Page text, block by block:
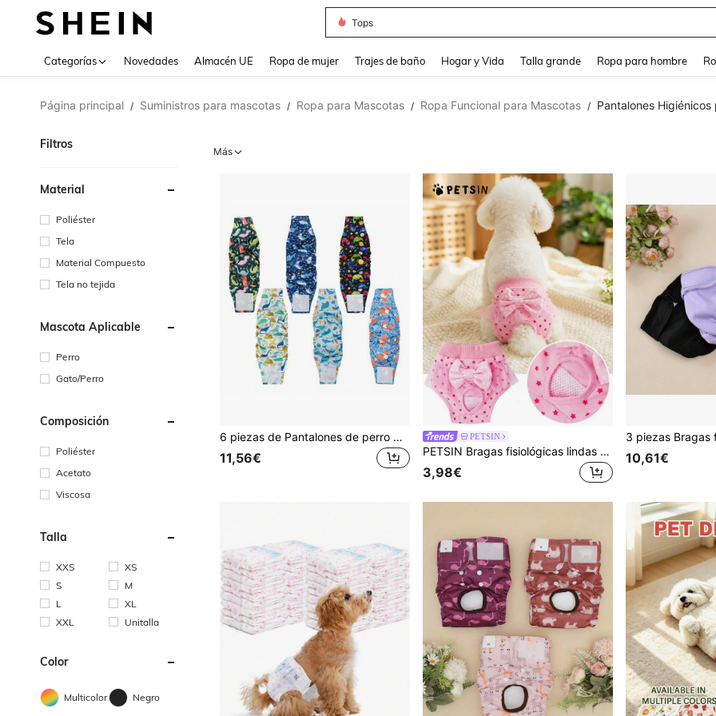
Tops
Categorías Novedades Almacén UE Ropa de mujer Trajes de baño Hogar y Vida Talla grande Ropa para hombre
Página principal / Suministros para mascotas / Ropa para Mascotas / Ropa Funcional para Mascotas / Pantalones
Filtros
Material
Poliéster
Tela
Material Compuesto
Tela no tejida
Mascota Aplicable
Perro
Gato/Perro
Composición
Poliéster
Acetato
Viscosa
Talla
XXS
XS
S
M
L
XL
XXL
Unitalla
Color
Multicolor Negro
Más
6 piezas de Pantalones de perro macho lavables, pantalones de tela reutilizables y lavables para orina de perro, ropa interior para mascotas, pañales para mascotas
11,56€
PETSIN
PETSIN Bragas fisiológicas lindas con estampado de mascotas de dibujos animados, con ribete de encaje y decoración de lazo, pañal menstrual multiusos para perros pequeños, pantalones sanitarios
3,98€
10,61€